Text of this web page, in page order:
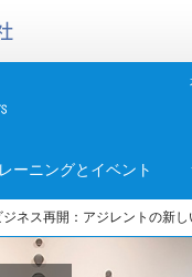
ーニングとイベント
ネス再開：アジレントの新